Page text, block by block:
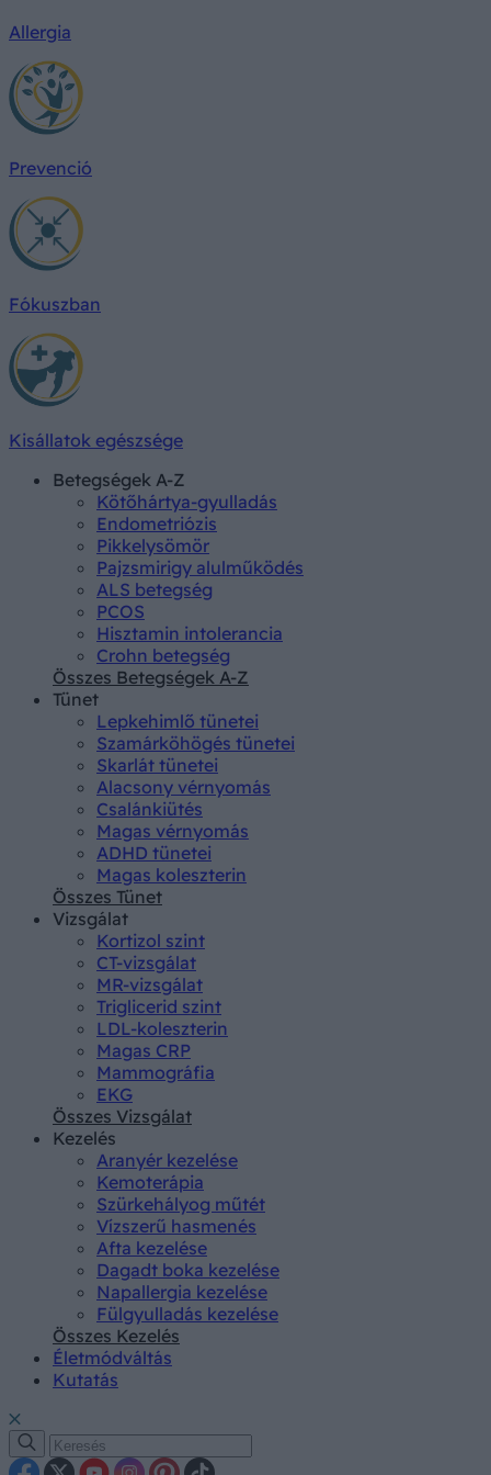
Allergia
Prevenció
Fókuszban
Kisállatok egészsége
Betegségek A-Z
Kötőhártya-gyulladás
Endometriózis
Pikkelysömör
Pajzsmirigy alulműködés
ALS betegség
PCOS
Hisztamin intolerancia
Crohn betegség
Összes Betegségek A-Z
Tünet
Lepkehimlő tünetei
Szamárköhögés tünetei
Skarlát tünetei
Alacsony vérnyomás
Csalánkiütés
Magas vérnyomás
ADHD tünetei
Magas koleszterin
Összes Tünet
Vizsgálat
Kortizol szint
CT-vizsgálat
MR-vizsgálat
Triglicerid szint
LDL-koleszterin
Magas CRP
Mammográfia
EKG
Összes Vizsgálat
Kezelés
Aranyér kezelése
Kemoterápia
Szürkehályog műtét
Vízszerű hasmenés
Afta kezelése
Dagadt boka kezelése
Napallergia kezelése
Fülgyulladás kezelése
Összes Kezelés
Életmódváltás
Kutatás